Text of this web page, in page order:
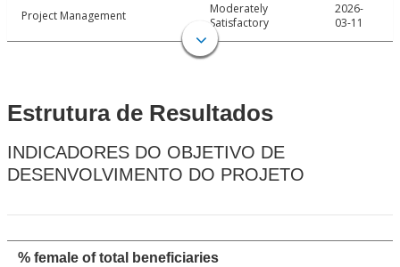
Project Management
Moderately
Satisfactory
2026-
03-11
Estrutura de Resultados
INDICADORES DO OBJETIVO DE
DESENVOLVIMENTO DO PROJETO
% female of total beneficiaries